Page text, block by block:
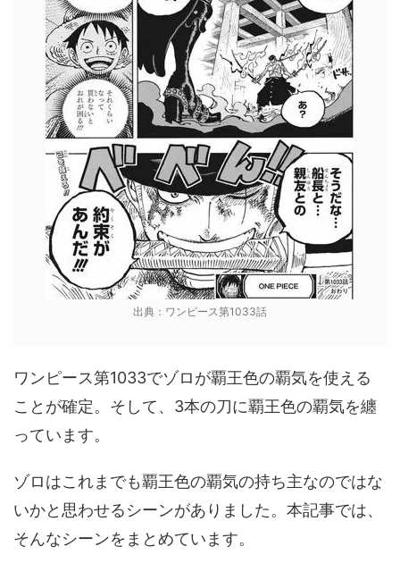
出典：ワンピース第1033話
ワンピース第1033でゾロが覇王色の覇気を使える
ことが確定。そして、3本の刀に覇王色の覇気を纏
っています。
ゾロはこれまでも覇王色の覇気の持ち主なのではな
いかと思わせるシーンがありました。本記事では、
そんなシーンをまとめています。